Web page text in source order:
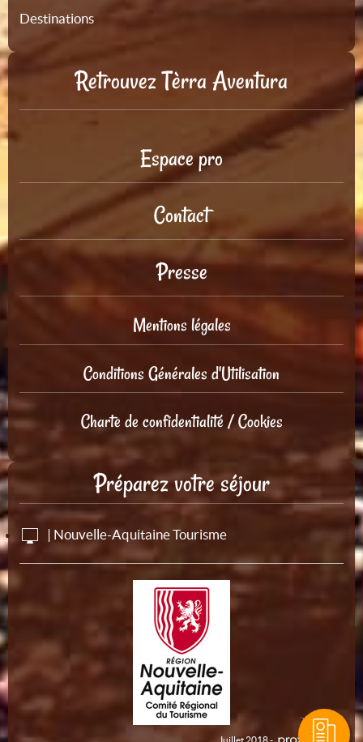
Destinations
Retrouvez Tèrra Aventura
Espace pro
Contact
Presse
Mentions légales
Conditions Générales d'Utilisation
Charte de confidentialité / Cookies
Préparez votre séjour
| Nouvelle-Aquitaine Tourisme